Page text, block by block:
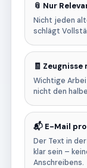
📎 Nur
Nicht jeden
schlägt
🧾
Wichtige
nicht den
📬 E-Mail
Der Text in
klar sein –
Anschreibens.